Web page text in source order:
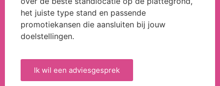
het juiste type stand en passende
promotiekansen die aansluiten bij jouw
doelstellingen.
Ik wil een adviesgesprek